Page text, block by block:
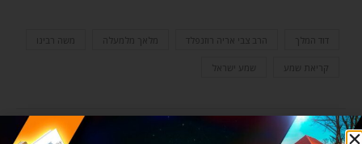
דוד המלך הרב צבי אריה רוזנפלד מלאך מלמעלה משה רבינו
קריאת שמע שמע ישראל
0 תגובות